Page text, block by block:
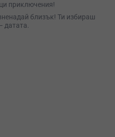
приключения!
близък! Ти избираш
датата.